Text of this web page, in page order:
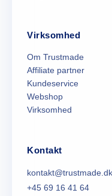
Virksomhed
Om Trustmade
Affiliate partner
Kundeservice
Webshop
Virksomhed
Kontakt
kontakt@trustmade.dk
+45 69 16 41 64